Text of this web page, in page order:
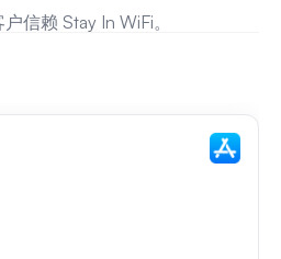
信赖 Stay In WiFi。